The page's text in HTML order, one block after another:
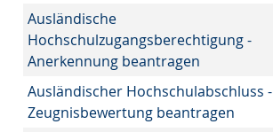
Ausländische
Hochschulzugangsberechtigung -
Anerkennung beantragen
Ausländischer Hochschulabschluss -
Zeugnisbewertung beantragen